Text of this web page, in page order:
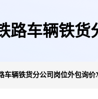
路车辆铁货
车辆铁货分公司岗位外包询价